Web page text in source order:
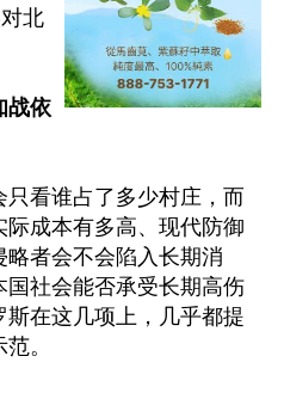
北
战依
看谁占了多少村庄，而
成本有多高、现代防御
者会不会陷入长期消
社会能否承受长期高伤
在这几项上，几乎都提
。